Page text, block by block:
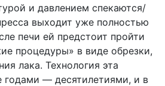
и давлением спекаются/
выходит уже полностью
печи ей предстоит пройти
процедуры» в виде обрезки,
лака. Технология эта
годами — десятилетиями, и в